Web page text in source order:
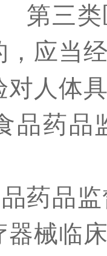
三类医
，应当
人体
品药
品监
器械临